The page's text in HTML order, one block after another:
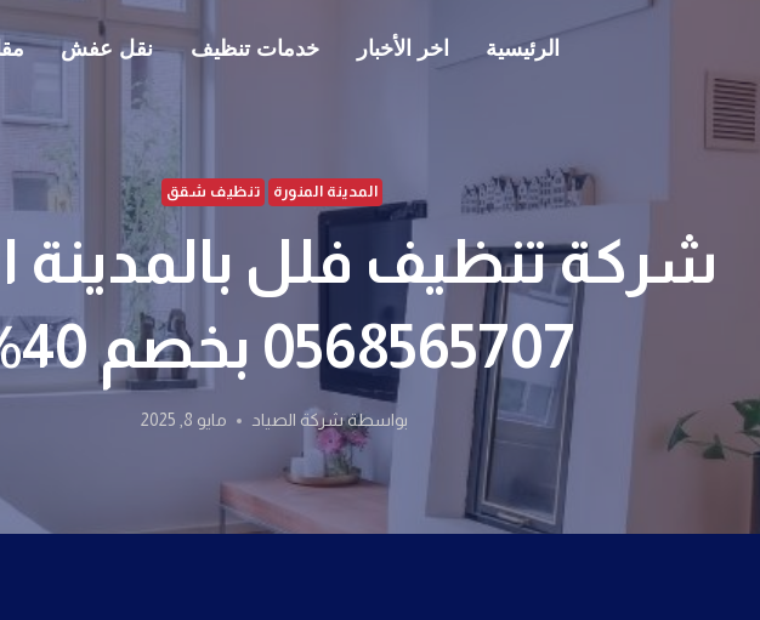
الرئيسية اخر الأخبار خدمات تنظيف نقل عفش
المدينة المنورة تنظيف شقق
شركة تنظيف فلل بالمدينة
0568565707 بخصم 40%
بواسطةشركة الصياد مايو 8, 2025